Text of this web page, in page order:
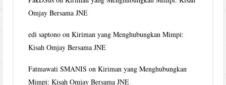
Omjay Bersama JNE
edi saptono onKiriman yang Menghubungkan Mimpi:
Kisah Omjay Bersama JNE
Fatmawati SMANIS onKiriman yang Menghubungkan
Mimpi: Kisah Omjay Bersama JNE